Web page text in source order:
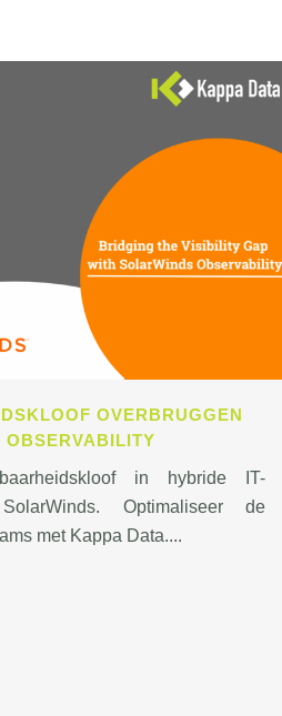
OVERBRUGGEN
OBSERVABILITY
in hybride IT-
Optimaliseer de
met Kappa Data....